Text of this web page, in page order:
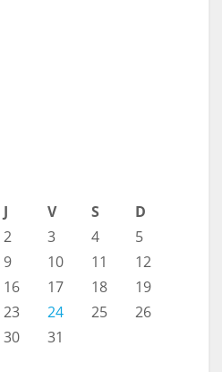
J V S
D
2 3 4
5
9 10 11
12
16 17 18
19
23 24 25
26
30 31